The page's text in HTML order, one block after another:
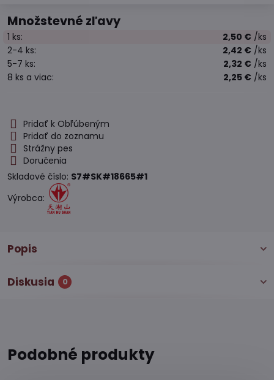
Množstevné zľavy
1 ks: 2,50 € /ks
2-4 ks: 2,42 € /ks
5-7 ks: 2,32 € /ks
8 ks a viac: 2,25 € /ks
Pridať k Obľúbeným
Pridať do zoznamu
Strážny pes
Doručenia
Skladové číslo: S7#SK#18665#1
Výrobca:
Popis
Diskusia 0
Podobné produkty